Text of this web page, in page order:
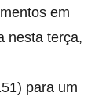
em
nesta terça,
para um